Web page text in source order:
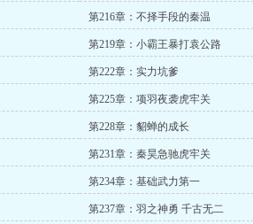
第216章：不择手段的秦温
第219章：小霸王暴打袁公路
第222章：实力坑爹
第225章：项羽夜袭虎牢关
第228章：貂蝉的成长
第231章：秦昊急驰虎牢关
第234章：基础武力第一
第237章：羽之神勇 千古无二